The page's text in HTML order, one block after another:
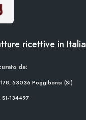
ricettive in Italia
da:
53036 Poggibonsi (SI)
134497